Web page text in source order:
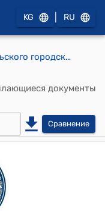
KG RU
Постановление Каракольского городского Кенеша от 6 февраля 2014года № 26-20/9 "Об отказе в изменении статуса поселка Пристань-Пржевальск на статус село"
документы
Сравнение